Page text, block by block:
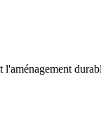
l'aménagement